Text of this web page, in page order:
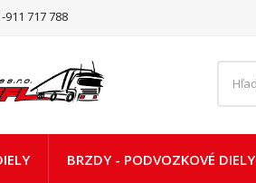
911 717 788
BRZDY - PODVOZKOVÉ DIELY